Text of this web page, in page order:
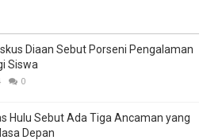
Diaan Sebut Porseni Pengalaman
Siswa
0
Hulu Sebut Ada Tiga Ancaman yang
Depan